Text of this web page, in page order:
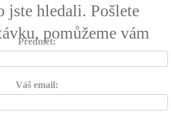
jste hledali. Pošlete
pomůžeme vám
Předmět:
Váš email: